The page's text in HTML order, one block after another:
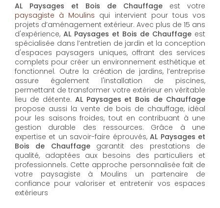
AL Paysages et Bois de Chauffage est votre
paysagiste à Moulins qui intervient pour tous vos
projets d’aménagement extérieur. Avec plus de 15 ans
d'expérience, AL Paysages et Bois de Chauffage est
spécialisée dans l’entretien de jardin et la conception
d'espaces paysagers uniques, offrant des services
complets pour créer un environnement esthétique et
fonctionnel. Outre la création de jardins, l’entreprise
assure également l'installation de piscines,
permettant de transformer votre extérieur en véritable
lieu de détente. AL Paysages et Bois de Chauffage
propose aussi la vente de bois de chauffage, idéal
pour les saisons froides, tout en contribuant à une
gestion durable des ressources. Grâce à une
expertise et un savoir-faire éprouvés,AL Paysages et
Bois de Chauffagegarantit des prestations de
qualité, adaptées aux besoins des particuliers et
professionnels. Cette approche personnalisée fait de
votre paysagiste à Moulins un partenaire de
confiance pour valoriser et entretenir vos espaces
extérieurs